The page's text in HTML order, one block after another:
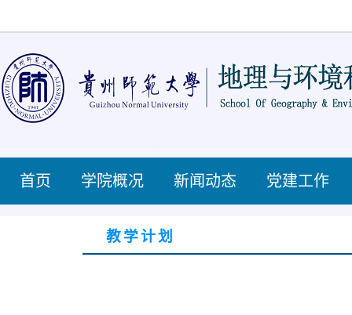
首页 学院概况 新闻动态 党建工作
教学计划